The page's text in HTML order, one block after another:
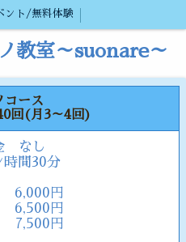
ント/無料体験
教室～suonare～
コース
回(月3～4回)
なし
時間30分
6,000円
円
円